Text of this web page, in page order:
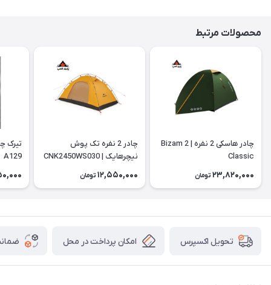
محصولات مرتبط
چادر هاسکی 2 نفره | Bizam 2
Classic
23,820,000 تومان
چادر 2 نفره تک پوش
نیچرهایک | CNK2450WS030
12,550,000 تومان
A129
تحویل اکسپرس امکان پرداخت در محل